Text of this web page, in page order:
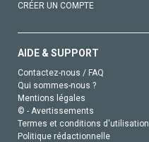
CRÉER UN COMPTE
AIDE & SUPPORT
Contactez-nous / FAQ
Qui sommes-nous ?
Mentions légales
© - Avertissements
Termes et conditions d'utilisation
Politique rédactionnelle